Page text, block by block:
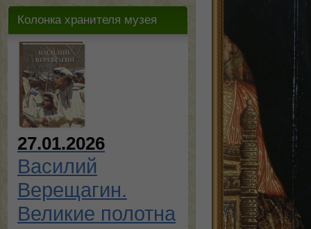
Колонка хранителя музея
27.01.2026
Василий
Верещагин.
Великие полотна